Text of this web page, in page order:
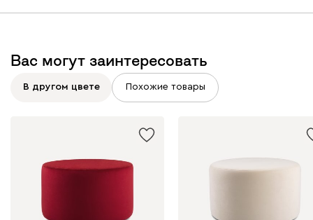
Вас могут заинтересовать
В другом цвете Похожие товары